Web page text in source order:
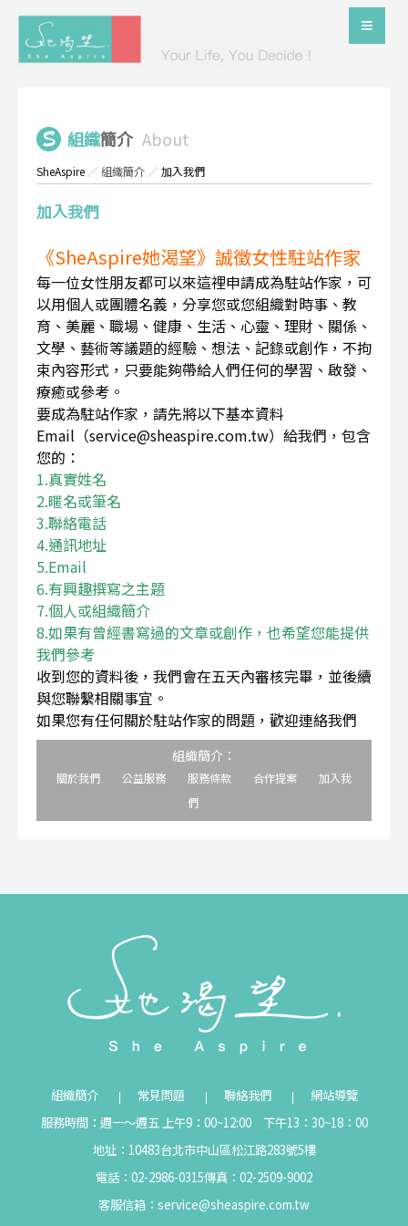
組織簡介 About
SheAspire ／組織簡介 ／加入我們
加入我們
《SheAspire她渴望》誠徵女性駐站作家
每一位女性朋友都可以來這裡申請成為駐站作家，可
以用個人或團體名義，分享您或您組織對時事、教
育、美麗、職場、健康、生活、心靈、理財、關係、
文學、藝術等議題的經驗、想法、記錄或創作，不拘
束內容形式，只要能夠帶給人們任何的學習、啟發、
療癒或參考。
要成為駐站作家，請先將以下基本資料
Email（service@sheaspire.com.tw）給我們，包含
您的：
1.真實姓名
2.暱名或筆名
3.聯絡電話
4.通訊地址
5.Email
6.有興趣撰寫之主題
7.個人或組織簡介
8.如果有曾經書寫過的文章或創作，也希望您能提供
我們參考
收到您的資料後，我們會在五天內審核完畢，並後續
與您聯繫相關事宜。
如果您有任何關於駐站作家的問題，歡迎連絡我們
組織簡介：
關於我們 公益服務 服務條款 合作提案
加入我
們
組織簡介 常見問題 聯絡我們
網站導覽
服務時間：週一～週五 上午9：00~12:00 下午13：30~18：00
地址：10483台北市中山區松江路283號5樓
電話：02-2986-0315傳真：02-2509-9002
客服信箱： service@sheaspire.com.tw